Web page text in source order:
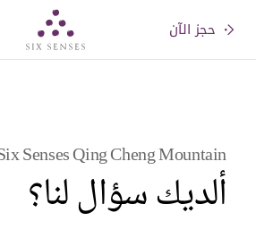
حجز الآن
Senses Qing Cheng Mountain
ألديك سؤال لنا؟